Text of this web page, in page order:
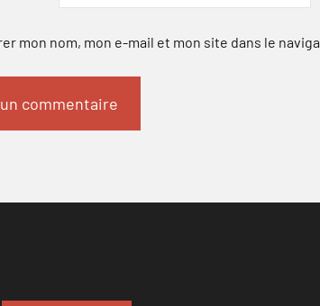
mon nom, mon e-mail et mon site dans le